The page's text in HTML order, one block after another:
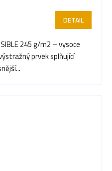
DETAIL
245 g/m2 – vysoce
prvek splňující